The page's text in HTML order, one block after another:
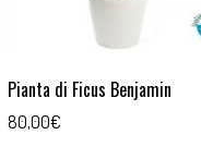
Pianta di Ficus Benjamin
80,00€